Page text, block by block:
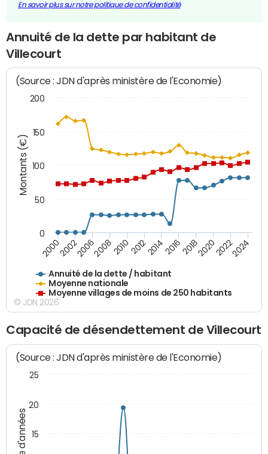
En savoir plus sur notre politique de confidentialité
Annuité de la dette par habitant de
Villecourt
Montants (€)
(Source : JDN d'après ministère de l'Economie)
Annuité de la dette / habitant
Moyenne nationale
Moyenne villages de moins de 250 habitants
200020022006200820102012201420162018202020222024
0
50
100
150
200
© JDN 2026
Capacité de désendettement de Villecourt
(Source : JDN d'après ministère de l'Economie)
15
20
25